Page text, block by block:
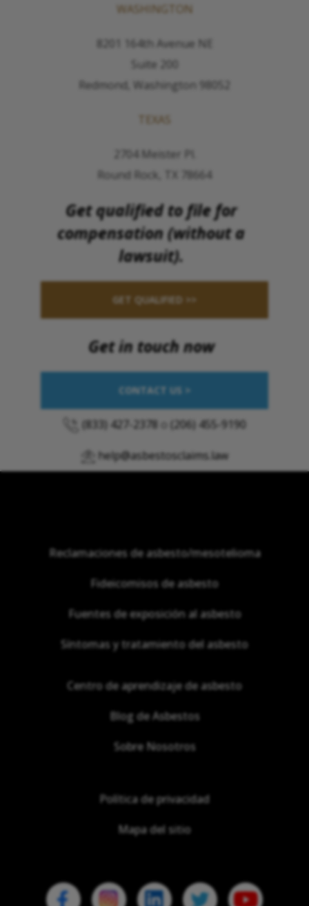
WASHINGTON
8201 164th Avenue NE
Suite 200
Redmond, Washington 98052
TEXAS
2704 Meister Pl.
Round Rock, TX 78664
Get qualified to file for
compensation (without a
lawsuit).
GET QUALIFIED >>
Get in touch now
CONTACT US >
(833) 427-2378 (206) 455-9190
help@asbestosclaims.law
Reclamaciones de asbesto/mesotelioma
Fideicomisos de asbesto
Fuentes de exposición al asbesto
Síntomas y tratamiento del asbesto
Centro de aprendizaje de asbesto
Blog de Asbestos
Sobre Nosotros
Política de privacidad
Mapa del sitio